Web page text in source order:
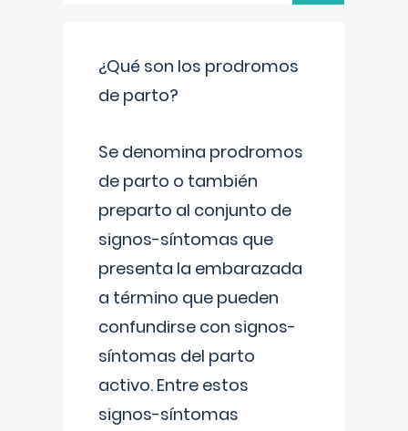
¿Qué son los prodromos
de parto?
Se denomina prodromos
de parto o también
preparto al conjunto de
signos-síntomas que
presenta la embarazada
a término que pueden
confundirse con signos-
síntomas del parto
activo. Entre estos
signos-síntomas